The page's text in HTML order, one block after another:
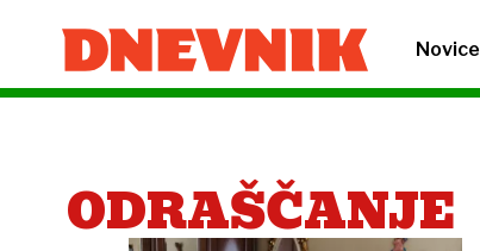
Novice
ODRAŠČANJE